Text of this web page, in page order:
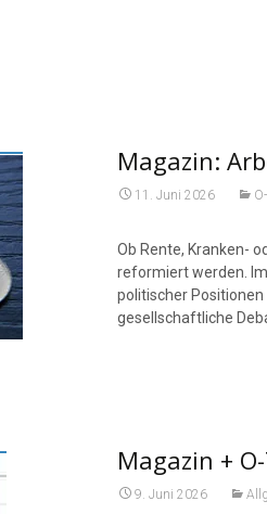
Magazin:
11. Juni 2026
Ob Rente, Kranken-
reformiert werden.
politischer
gesellschaftliche
Magazin +
9. Juni 2026